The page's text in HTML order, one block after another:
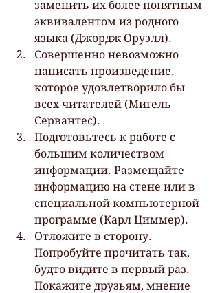
заменить их более понятным
эквивалентом из родного
языка (Джордж Оруэлл).
Совершенно невозможно
написать произведение,
которое удовлетворило бы
всех читателей (Мигель
Сервантес).
Подготовьтесь к работе с
большим количеством
информации. Размещайте
информацию на стене или в
специальной компьютерной
программе (Карл Циммер).
Отложите в сторону.
Попробуйте прочитать так,
будто видите в первый раз.
Покажите друзьям, мнение